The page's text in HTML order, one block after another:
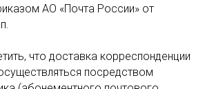
АО «Почта России» от
что доставка корреспонденции
посредством